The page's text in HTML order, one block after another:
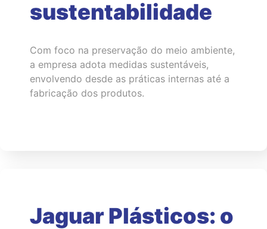
sustentabilidade
Com foco na preservação do meio ambiente,
a empresa adota medidas sustentáveis,
envolvendo desde as práticas internas até a
fabricação dos produtos.
Jaguar Plásticos: o